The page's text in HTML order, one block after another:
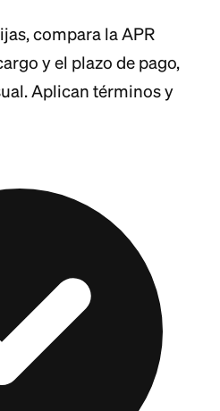
compara la APR
y el plazo de pago,
Aplican términos y